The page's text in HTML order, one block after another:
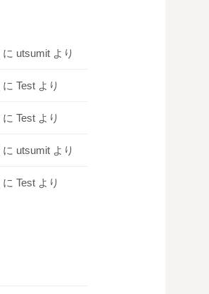
に utsumit より
に Test より
に Test より
に utsumit より
に Test より